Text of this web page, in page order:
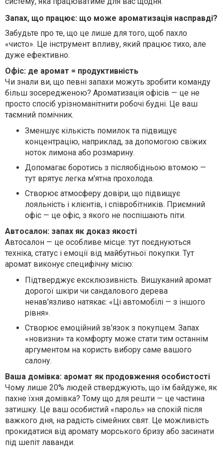
Запах, що працює: що може ароматизація насправді?
Забудьте про те, що це лише для того, щоб пахло
«чисто». Це інструмент впливу, який працює тихо, але
дуже ефективно.
Офіс: де аромат = продуктивність
Чи знали ви, що певні запахи можуть зробити команду
більш зосередженою? Ароматизація офісів — це не
просто спосіб урізноманітнити робочі будні. Це ваш
таємний помічник.
Зменшує кількість помилок та підвищує
концентрацію, наприклад, за допомогою свіжих
ноток лимона або розмарину.
Допомагає боротись з післяобідньою втомою —
тут врятує легка м'ятна прохолода.
Створює атмосферу довіри, що підвищує
лояльність і клієнтів, і співробітників. Приємний
офіс — це офіс, з якого не поспішають піти.
Автосалон: запах як доказ якості
Автосалон — це особливе місце: тут поєднуються
техніка, статус і емоції від майбутньої покупки. Тут
аромат виконує специфічну місію:
Підтверджує ексклюзивність. Вишуканий аромат
дорогої шкіри чи сандалового дерева
ненав'язливо натякає: «Ці автомобілі — з іншого
рівня».
Створює емоційний зв'язок з покупцем. Запах
«новизни» та комфорту може стати тим останнім
аргументом на користь вибору саме вашого
салону.
Ваша домівка: аромат як продовження особистості
Чому лише 20% людей стверджують, що їм байдуже, як
пахне їхня домівка? Тому що для решти — це частина
затишку. Це ваш особистий «пароль» на спокій після
важкого дня, на радість сімейних свят. Це можливість
прокидатися від аромату морського бризу або засинати
під шепіт лаванди.